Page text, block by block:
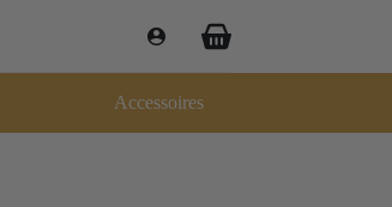
Panier
Accessoires